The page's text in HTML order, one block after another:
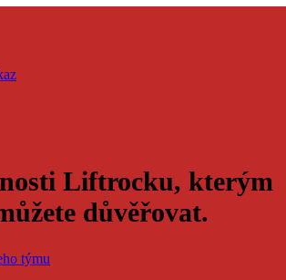
Liftrocku, kterým
důvěřovat.
týmu